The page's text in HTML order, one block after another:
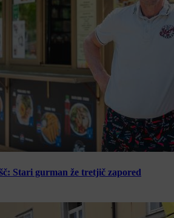
Stari gurman že tretjič zapored